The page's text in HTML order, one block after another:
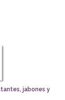
jabones y